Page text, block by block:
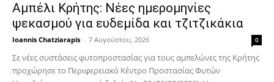
Αμπέλι Κρήτης: Νέες ημερομηνίες
ψεκασμού για ευδεμίδα και τζιτζικάκια
Ioannis Chatziarapis - 7 Αυγούστου, 2026 0
Σε νέες συστάσεις φυτοπροστασίας για τους αμπελώνες της Κρήτης
προχώρησε το Περιφερειακό Κέντρο Προστασίας Φυτών